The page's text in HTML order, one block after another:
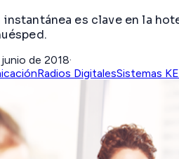
es clave en la
de 2018·
Radios DigitalesSistemas